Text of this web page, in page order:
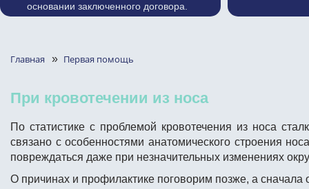
основании заключенного договора.
Главная » Первая помощь
При кровотечении из носа
По статистике с проблемой кровотечения из носа
связано с особенностями анатомического строения
повреждаться даже при незначительных изменениях
О причинах и профилактике поговорим позже, а сначала